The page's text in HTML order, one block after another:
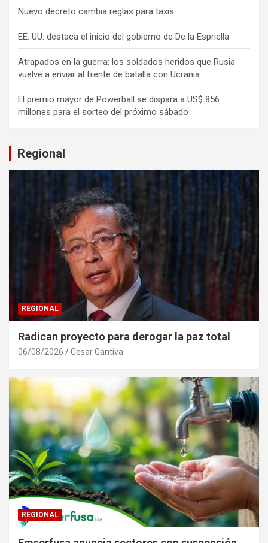
Nuevo decreto cambia reglas para taxis
EE. UU. destaca el inicio del gobierno de De la Espriella
Atrapados en la guerra: los soldados heridos que Rusia
vuelve a enviar al frente de batalla con Ucrania
El premio mayor de Powerball se dispara a US$ 856
millones para el sorteo del próximo sábado
Regional
REGIONAL
Radican proyecto para derogar la paz total
06/08/2026 Cesar Gantiva
REGIONAL